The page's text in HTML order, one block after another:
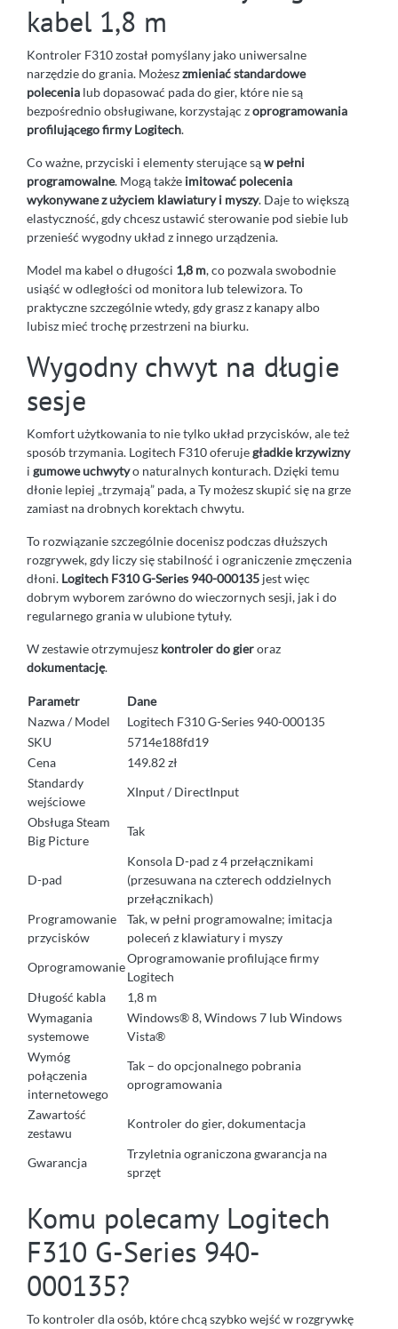
kabel 1,8 m
Kontroler F310 został pomyślany jako uniwersalne
narzędzie do grania. Możeszzmieniać standardowe
polecenia lub dopasować pada do gier, które nie są
bezpośrednio obsługiwane, korzystając zoprogramowania
profilującego firmy Logitech.
Co ważne, przyciski i elementy sterujące sąw pełni
programowalne. Mogą także imitować polecenia
wykonywane z użyciem klawiatury i myszy. Daje to większą
elastyczność, gdy chcesz ustawić sterowanie pod siebie lub
przenieść wygodny układ z innego urządzenia.
Model ma kabel o długości 1,8 m, co pozwala swobodnie
usiąść w odległości od monitora lub telewizora. To
praktyczne szczególnie wtedy, gdy grasz z kanapy albo
lubisz mieć trochę przestrzeni na biurku.
Wygodny chwyt na długie
sesje
Komfort użytkowania to nie tylko układ przycisków, ale też
sposób trzymania. Logitech F310 oferujegładkie krzywizny
i gumowe uchwytyo naturalnych konturach. Dzięki temu
dłonie lepiej „trzymają” pada, a Ty możesz skupić się na grze
zamiast na drobnych korektach chwytu.
To rozwiązanie szczególnie docenisz podczas dłuższych
rozgrywek, gdy liczy się stabilność i ograniczenie zmęczenia
dłoni. Logitech F310 G-Series 940-000135 jest więc
dobrym wyborem zarówno do wieczornych sesji, jak i do
regularnego grania w ulubione tytuły.
W zestawie otrzymujesz kontroler do gieroraz
dokumentację.
Parametr
Dane
Nazwa / Model
Logitech F310 G-Series 940-000135
SKU
5714e188fd19
Cena
149.82 zł
Standardy
wejściowe
XInput / DirectInput
Obsługa Steam
Big Picture
Tak
D-pad
Konsola D-pad z 4 przełącznikami
(przesuwana na czterech oddzielnych
przełącznikach)
Programowanie
przycisków
Tak, w pełni programowalne; imitacja
poleceń z klawiatury i myszy
Oprogramowanie
Oprogramowanie profilujące firmy
Logitech
Długość kabla
1,8 m
Wymagania
systemowe
Windows® 8, Windows 7 lub Windows
Vista®
Wymóg
połączenia
internetowego
Tak – do opcjonalnego pobrania
oprogramowania
Zawartość
zestawu
Kontroler do gier, dokumentacja
Gwarancja
Trzyletnia ograniczona gwarancja na
sprzęt
Komu polecamy Logitech
F310 G-Series 940-
000135?
To kontroler dla osób, które chcą szybko wejść w rozgrywkę